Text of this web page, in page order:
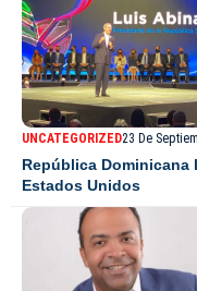
UNCATEGORIZED23 De
República Dominicana
Estados Unidos